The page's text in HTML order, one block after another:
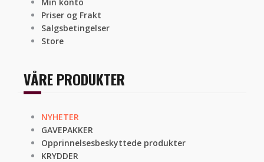
Priser og Frakt
Salgsbetingelser
Store
VÅRE PRODUKTER
NYHETER
GAVEPAKKER
Opprinnelsesbeskyttede produkter
KRYDDER